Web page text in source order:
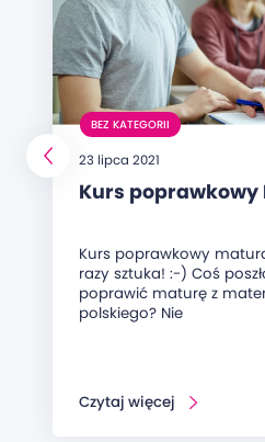
BEZ KATEGORII
23 lipca 2021
Kurs poprawkowy
Kurs poprawkowy
razy sztuka! :-) Coś
poprawić maturę z
polskiego? Nie
Czytaj więcej